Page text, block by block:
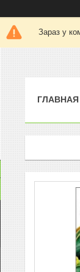
Зараз у
ГЛАВНАЯ